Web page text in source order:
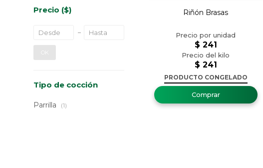
Riñón Brasas
$ 241
$ 241
PRODUCTO CONGELADO
Precio ($)
OK
Tipo de cocción
Parrilla (1)